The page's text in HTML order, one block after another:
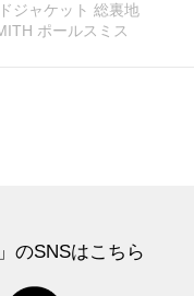
ジャケット 総裏地
ポールスミス
のSNSはこちら